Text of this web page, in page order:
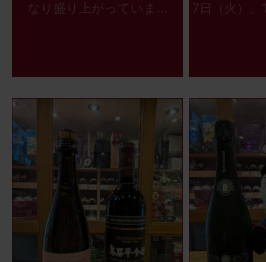
なり盛り上がっていま...
7日（火）